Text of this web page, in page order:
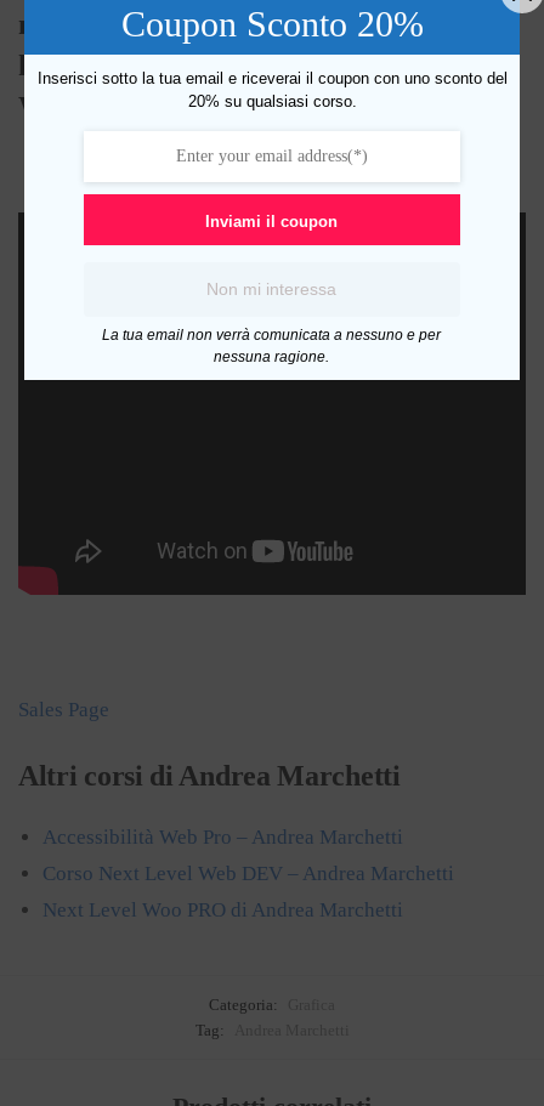
maniera veloce, sicura, intelligente, che
ho messo a punto in 9 anni di sviluppo
WordPress.
Sales Page
Altri corsi di Andrea Marchetti
Accessibilità Web Pro – Andrea Marchetti
Corso Next Level Web DEV – Andrea Marchetti
Next Level Woo PRO di Andrea Marchetti
Categoria:
Tag:
Coupon Sconto 20%
Inserisci sotto la tua email e riceverai il coupon con uno sconto del
20% su qualsiasi corso.
Inviami il coupon
Non mi interessa
La tua email non verrà comunicata a nessuno e per
nessuna ragione.